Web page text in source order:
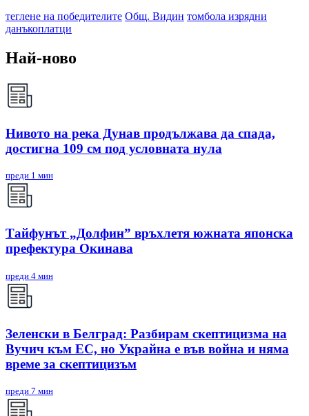
теглене на победителите Общ. Видин томбола изрядни
данъкоплатци
Най-ново
Нивото на река Дунав продължава да спада,
достигна 109 см под условната нула
преди 1 мин
Тайфунът „Долфин” връхлетя южната японска
префектура Окинава
преди 4 мин
Зеленски в Белград: Разбирам скептицизма на
Вучич към ЕС, но Украйна е във война и няма
време за скептицизъм
преди 7 мин